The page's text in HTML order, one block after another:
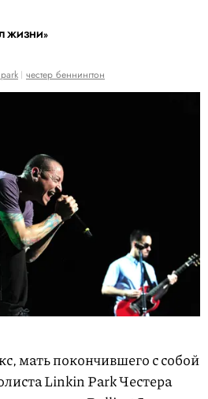
ЖИЗНИ»
честер беннингтон
мать покончившего с собой
Linkin Park Честера